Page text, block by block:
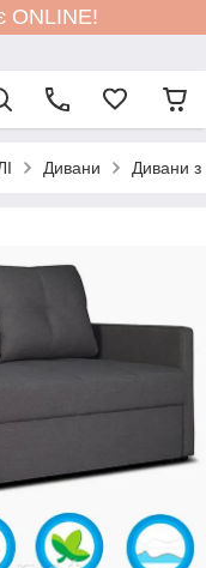
ONLINE!
Дивани Дивани з